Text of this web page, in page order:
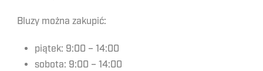
Bluzy można zakupić:
piątek: 9:00 – 14:00
sobota: 9:00 – 14:00